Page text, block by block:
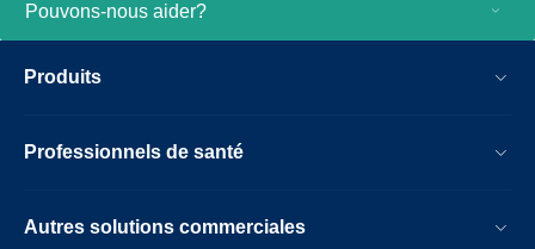
Pouvons-nous aider?
Produits
Professionnels de santé
Autres solutions commerciales